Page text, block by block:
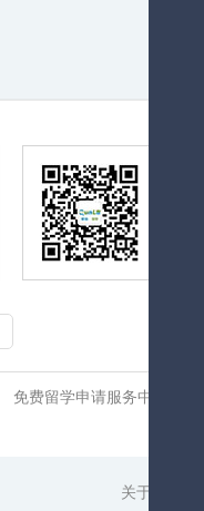
免费留学申请服务中心
关于我们